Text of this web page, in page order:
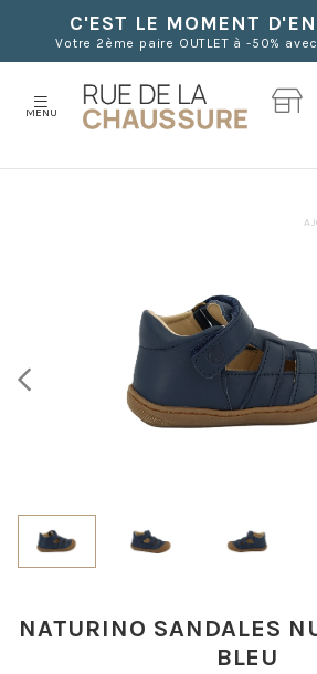
C'EST LE MOMENT
Votre 2ème paire OUTLET à -50%
MENU
NATURINO SANDALES
BLEU